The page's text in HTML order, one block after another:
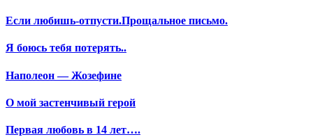
Если любишь-отпусти.Прощальное письмо.
Я боюсь тебя потерять..
Наполеон — Жозефине
О мой застенчивый герой
Первая любовь в 14 лет….